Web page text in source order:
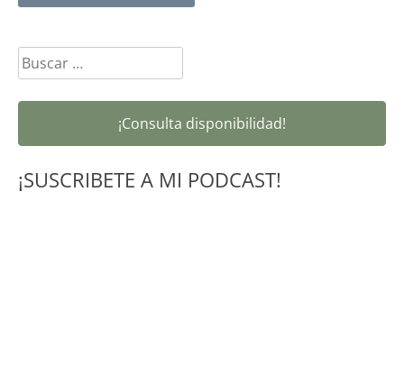
Buscar:
¡Consulta disponibilidad!
¡SUSCRIBETE A MI PODCAST!